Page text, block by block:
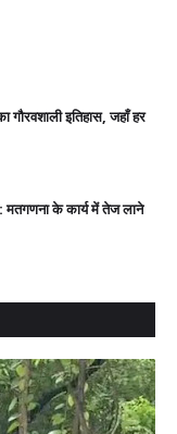
इतिहास, जहाँ हर
के कार्य में तेज लाने